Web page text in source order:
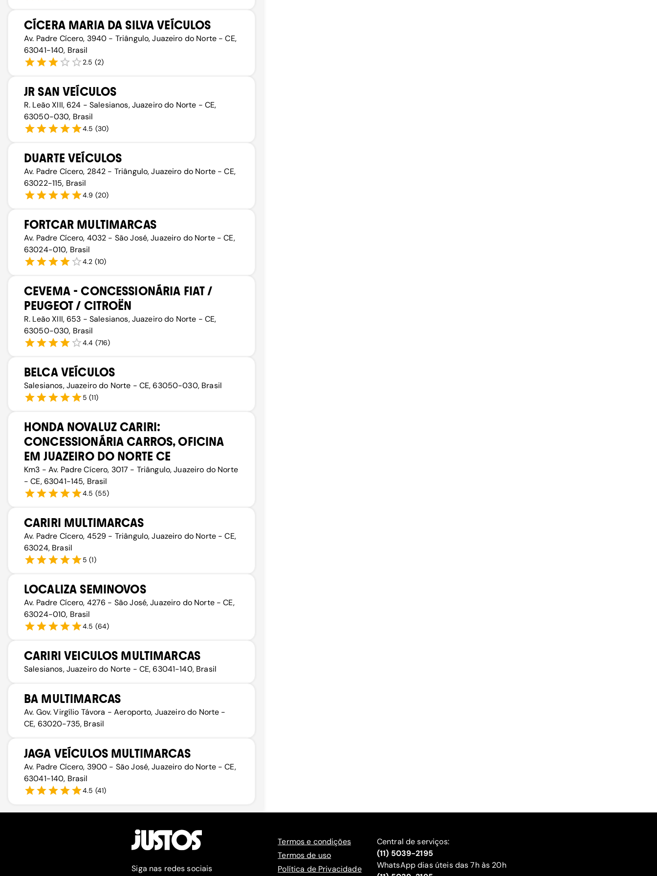
CÍCERA MARIA DA SILVA VEÍCULOS
Av. Padre Cícero, 3940 - Triângulo, Juazeiro do Norte - CE,
63041-140, Brasil
2.5 (2)
JR SAN VEÍCULOS
R. Leão XIII, 624 - Salesianos, Juazeiro do Norte - CE,
63050-030, Brasil
4.5 (30)
DUARTE VEÍCULOS
Av. Padre Cícero, 2842 - Triângulo, Juazeiro do Norte - CE,
63022-115, Brasil
4.9 (20)
FORTCAR MULTIMARCAS
Av. Padre Cícero, 4032 - São José, Juazeiro do Norte - CE,
63024-010, Brasil
4.2 (10)
CEVEMA - CONCESSIONÁRIA FIAT /
PEUGEOT / CITROËN
R. Leão XIII, 653 - Salesianos, Juazeiro do Norte - CE,
63050-030, Brasil
4.4 (716)
BELCA VEÍCULOS
Salesianos, Juazeiro do Norte - CE, 63050-030, Brasil
5 (11)
HONDA NOVALUZ CARIRI:
CONCESSIONÁRIA CARROS, OFICINA
EM JUAZEIRO DO NORTE CE
Km3 - Av. Padre Cícero, 3017 - Triângulo, Juazeiro do Norte
- CE, 63041-145, Brasil
4.5 (55)
CARIRI MULTIMARCAS
Av. Padre Cícero, 4529 - Triângulo, Juazeiro do Norte - CE,
63024, Brasil
5 (1)
LOCALIZA SEMINOVOS
Av. Padre Cícero, 4276 - São José, Juazeiro do Norte - CE,
63024-010, Brasil
4.5 (64)
CARIRI VEICULOS MULTIMARCAS
Salesianos, Juazeiro do Norte - CE, 63041-140, Brasil
BA MULTIMARCAS
Av. Gov. Virgílio Távora - Aeroporto, Juazeiro do Norte -
CE, 63020-735, Brasil
JAGA VEÍCULOS MULTIMARCAS
Av. Padre Cícero, 3900 - São José, Juazeiro do Norte - CE,
63041-140, Brasil
4.5 (41)
Siga nas redes sociais
Termos e condições
Termos de uso
Política de Privacidade
Central de serviços:
(11) 5039-2195
WhatsApp dias úteis das 7h às 20h